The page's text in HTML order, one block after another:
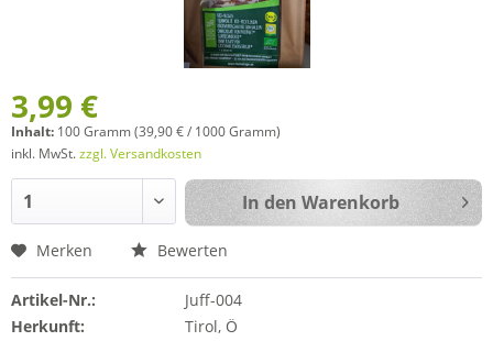
3,99 €
Inhalt: 100 Gramm (39,90 € / 1000 Gramm)
inkl. MwSt.zzgl. Versandkosten
In den Warenkorb
Merken Bewerten
Artikel-Nr.:
Juff-004
Herkunft:
Tirol, Ö